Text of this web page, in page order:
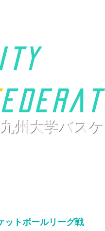
九州大学バス
ットボールリーグ戦